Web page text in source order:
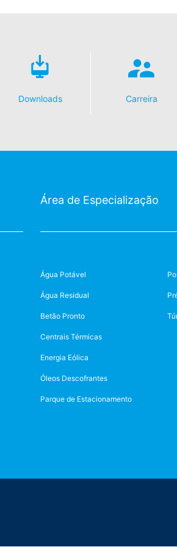
Downloads Carreira
Área de Especialização
Água Potável
Água Residual
Betão Pronto
Centrais Térmicas
Energia Eólica
Óleos Descofrantes
Parque de Estacionamento